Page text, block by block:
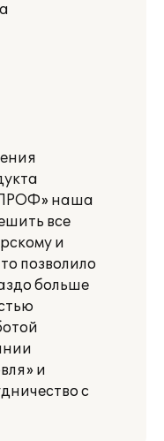
ПРОФ» наша
все
и
позволило
больше
и
с